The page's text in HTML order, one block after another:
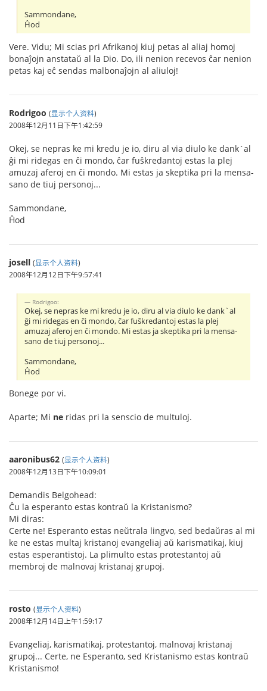
Sammondane,
Ĥod
Vere. Vidu; Mi scias pri Afrikanoj kiuj petas al aliaj homoj
bonaĵojn anstataŭ al la Dio. Do, ili nenion recevos ĉar nenion
petas kaj eĉ sendas malbonaĵojn al aliuloj!
Rodrigoo (显示个人资料)
2008年12月11日下午1:42:59
Okej, se nepras ke mi kredu je io, diru al via diulo ke dank`al
ĝi mi ridegas en ĉi mondo, ĉar fuŝkredantoj estas la plej
amuzaj aferoj en ĉi mondo. Mi estas ja skeptika pri la mensa-
sano de tiuj personoj...
Sammondane,
Ĥod
josell (显示个人资料)
2008年12月12日下午9:57:41
Rodrigoo:
Okej, se nepras ke mi kredu je io, diru al via diulo ke dank`al
ĝi mi ridegas en ĉi mondo, ĉar fuŝkredantoj estas la plej
amuzaj aferoj en ĉi mondo. Mi estas ja skeptika pri la mensa-
sano de tiuj personoj...
Sammondane,
Ĥod
Bonege por vi.
Aparte; Mi ne ridas pri la senscio de multuloj.
aaronibus62 (显示个人资料)
2008年12月13日下午10:09:01
Demandis Belgohead:
Ĉu la esperanto estas kontraŭ la Kristanismo?
Mi diras:
Certe ne! Esperanto estas neŭtrala lingvo, sed bedaŭras al mi
ke ne estas multaj kristanoj evangeliaj aŭ karismatikaj, kiuj
estas esperantistoj. La plimulto estas protestantoj aŭ
membroj de malnovaj kristanaj grupoj.
rosto (显示个人资料)
2008年12月14日上午1:59:17
Evangeliaj, karismatikaj, protestantoj, malnovaj kristanaj
grupoj... Certe, ne Esperanto, sed Kristanismo estas kontraŭ
Kristanismo!